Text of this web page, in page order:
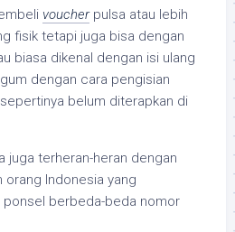
voucherpulsa atau lebih
fisik tetapi juga bisa dengan
biasa dikenal dengan isi ulang
dengan cara pengisian
belum diterapkan di
juga terheran-heran dengan
orang Indonesia yang
berbeda-beda nomor